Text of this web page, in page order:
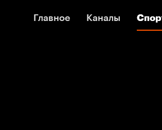
Главное Каналы
Главное Каналы